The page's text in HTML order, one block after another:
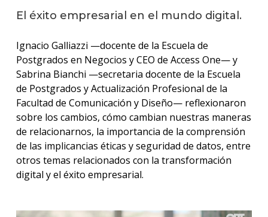
en
los
El éxito empresarial en el mundo digital.
Ignacio Galliazzi —docente de la Escuela de
Postgrados en Negocios y CEO de Access One— y
Sabrina Bianchi —secretaria docente de la Escuela
de Postgrados y Actualización Profesional de la
Facultad de Comunicación y Diseño— reflexionaron
sobre los cambios, cómo cambian nuestras maneras
de relacionarnos, la importancia de la comprensión
de las implicancias éticas y seguridad de datos, entre
otros temas relacionados con la transformación
digital y el éxito empresarial.